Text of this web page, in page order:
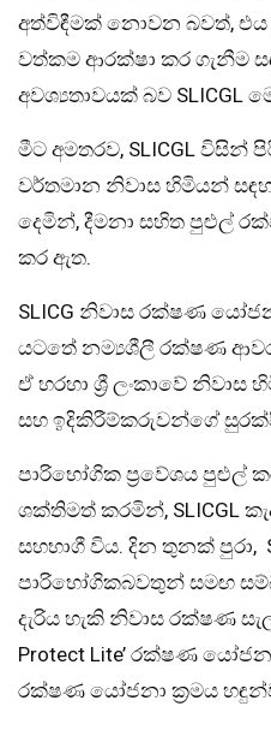
අත්විඳීමක් නොවන බවත්,
වත්කම ආරක්ෂා කර ගැනීම
අවශ්‍යතාවයක් බව SLICGL
මීට අමතරව, SLICGL
වර්තමාන නිවාස හිමියන්
දෙමින්, දීමනා සහිත පුළුල්
කර ඇත.
SLICG නිවාස රක්ෂණ
යටතේ නම්‍යශීලී රක්ෂණ
ඒ හරහා ශ්‍රී ලංකාවේ
සහ ඉදිකිරීම්කරුවන්ගේ
පාරිභෝගික ප්‍රවේශය පුළුල්
ශක්තිමත් කරමින්, SLICGL
සහභාගී විය. දින තුනක් පුරා,
පාරිභෝගිකබවතුන් සමඟ
දැරිය හැකි නිවාස රක්ෂණ
Protect Lite’ රක්ෂණ යෝජනා
රක්ෂණ යෝජනා ක්‍රමය